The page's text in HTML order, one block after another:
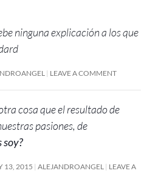
ninguna explicación a los que
LEAVE A COMMENT
cosa que el resultado de
pasiones, de
soy?
13, 2015 ALEJANDROANGEL
LEAVE A